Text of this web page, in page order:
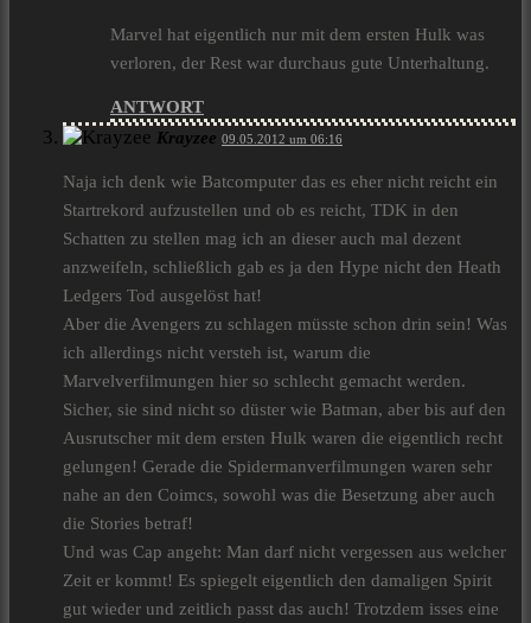
Marvel hat eigentlich nur mit dem ersten Hulk was
verloren, der Rest war durchaus gute Unterhaltung.
ANTWORT
Krayzee 09.05.2012 um 06:16
Naja ich denk wie Batcomputer das es eher nicht reicht ein
Startrekord aufzustellen und ob es reicht, TDK in den
Schatten zu stellen mag ich an dieser auch mal dezent
anzweifeln, schließlich gab es ja den Hype nicht den Heath
Ledgers Tod ausgelöst hat!
Aber die Avengers zu schlagen müsste schon drin sein! Was
ich allerdings nicht versteh ist, warum die
Marvelverfilmungen hier so schlecht gemacht werden.
Sicher, sie sind nicht so düster wie Batman, aber bis auf den
Ausrutscher mit dem ersten Hulk waren die eigentlich recht
gelungen! Gerade die Spidermanverfilmungen waren sehr
nahe an den Coimcs, sowohl was die Besetzung aber auch
die Stories betraf!
Und was Cap angeht: Man darf nicht vergessen aus welcher
Zeit er kommt! Es spiegelt eigentlich den damaligen Spirit
gut wieder und zeitlich passt das auch! Trotzdem isses eine